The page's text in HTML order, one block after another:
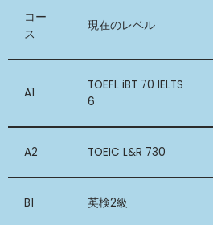
コー
ス
現在のレベル
A1
TOEFL iBT 70 IELTS
6
A2 TOEIC L&R 730
B1 英検2級